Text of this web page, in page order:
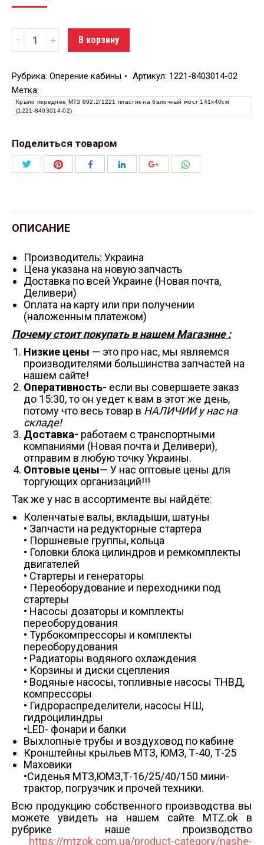
Количество В корзину
Рубрика: Оперение кабины Артикул: 1221-8403014-02
Метка:
Крыло переднее МТЗ 892.2/1221 пластик на балочный мост 141х40см
(1221-8403014-02)
Поделиться товаром
ПоделитьсяПоделитьсяПоделитьсяПоделитьсяПоделиться
ОПИСАНИЕ
Производитель: Украина
Цена указана на новую запчасть
Доставка по всей Украине (Новая почта,
Деливери)
Оплата на карту или при получении
(наложенным платежом)
Почему стоит покупать в нашем Магазине :
Низкие цены — это про нас, мы являемся
производителями большинства запчастей на
нашем сайте!
Оперативность- если вы совершаете заказ
до 15:30, то он уедет к вам в этот же день,
потому что весь товар в НАЛИЧИИ у нас на
складе!
Доставка- работаем с транспортными
компаниями (Новая почта и Деливери),
отправим в любую точку Украины.
Оптовые цены— У нас оптовые цены для
торгующих организаций!!!
Так же у нас в ассортименте вы найдёте:
Коленчатые валы, вкладыши, шатуны
• Запчасти на редукторные стартера
• Поршневые группы, кольца
• Головки блока цилиндров и ремкомплекты
двигателей
• Стартеры и генераторы
• Переоборудование и переходники под
стартеры
• Насосы дозаторы и комплекты
переоборудования
• Турбокомпрессоры и комплекты
переоборудования
• Радиаторы водяного охлаждения
• Корзины и диски сцепления
• Водяные насосы, топливные насосы ТНВД,
компрессоры
• Гидрораспределители, насосы НШ,
гидроцилиндры
•LED- фонари и балки
Выхлопные трубы и воздуховод по кабине
Кронштейны крыльев МТЗ, ЮМЗ, Т-40, Т-25
Маховики
•Сиденья МТЗ,ЮМЗ,Т-16/25/40/150 мини-
трактор, погрузчик и прочей техники.
Всю продукцию собственного производства вы
можете увидеть на нашем сайте MTZ.ok в
рубрике наше производство
https://mtzok.com.ua/product-category/nashe-